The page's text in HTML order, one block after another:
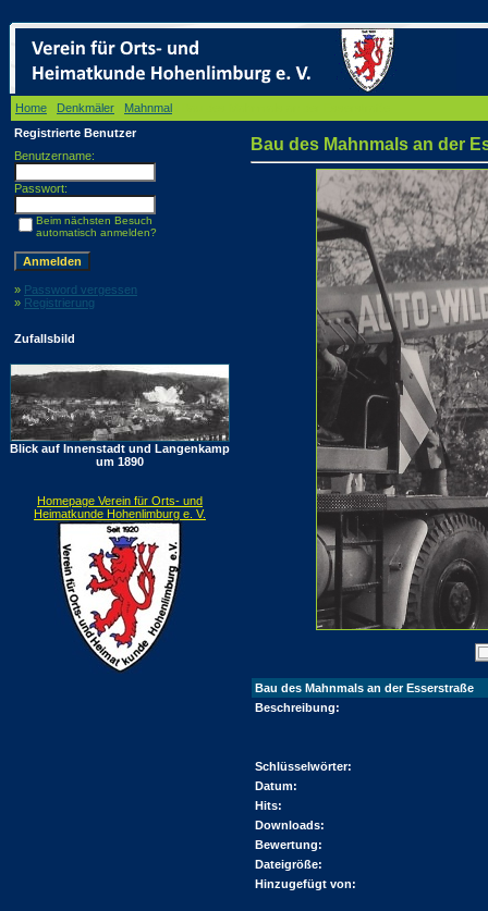
Home Denkmäler Mahnmal
Registrierte Benutzer
Benutzername:
Passwort:
Beim nächsten Besuch
automatisch anmelden?
» Password vergessen
» Registrierung
Zufallsbild
Blick auf Innenstadt und Langenkamp
um 1890
Homepage Verein für Orts- und
Heimatkunde Hohenlimburg e. V.
Bau des Mahnmals an der
Bau des Mahnmals an der Esserstraße
Beschreibung:
Schlüsselwörter:
Datum:
Hits:
Downloads:
Bewertung:
Dateigröße:
Hinzugefügt von: